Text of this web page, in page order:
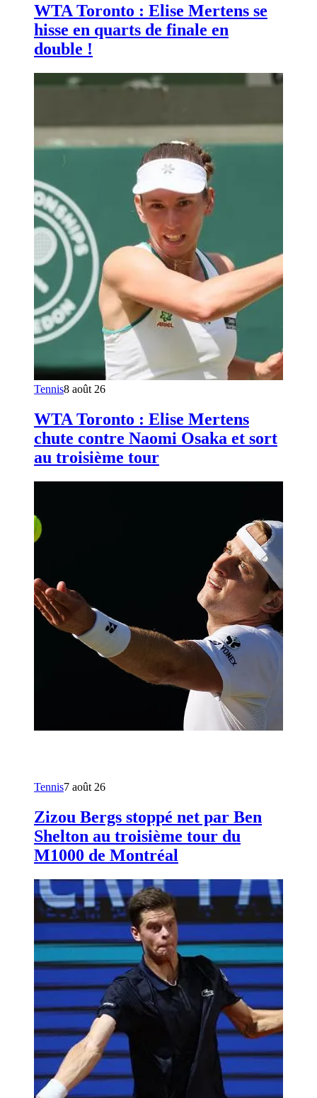
WTA Toronto : Elise Mertens se
hisse en quarts de finale en
double !
Tennis8 août 26
WTA Toronto : Elise Mertens
chute contre Naomi Osaka et sort
au troisième tour
Tennis7 août 26
Zizou Bergs stoppé net par Ben
Shelton au troisième tour du
M1000 de Montréal